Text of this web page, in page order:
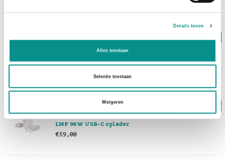
Details tonen
Alles toestaan
Selectie toestaan
Weigeren
€75,00
LMP
LMP 96W USB-C oplader
€59,00